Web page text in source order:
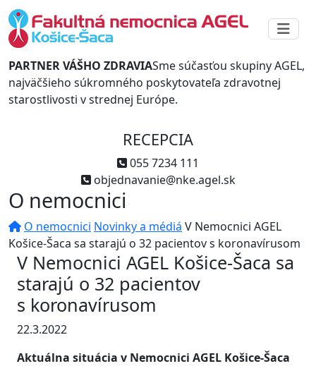
PARTNER VÁŠHO ZDRAVIASme súčasťou skupiny AGEL,
najväčšieho súkromného poskytovateľa zdravotnej
starostlivosti v strednej Európe.
RECEPCIA
055 7234 111
objednavanie@nke.agel.sk
O nemocnici
O nemocnici Novinky a médiá V Nemocnici AGEL
Košice-Šaca sa starajú o 32 pacientov s koronavírusom
V Nemocnici AGEL Košice-Šaca sa
starajú o 32 pacientov
s koronavírusom
22.3.2022
Aktuálna situácia v Nemocnici AGEL Košice-Šaca